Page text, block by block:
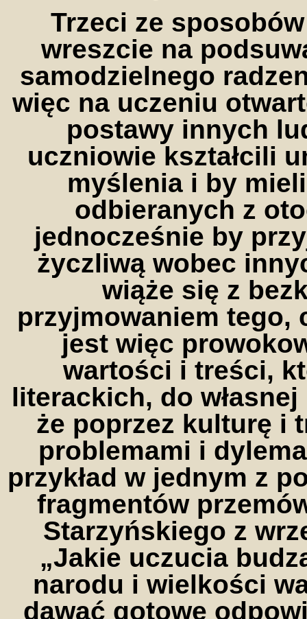
Trzeci ze
wreszcie na
samodzielnego
więc na uczeniu
postawy innych
uczniowie kształcili
myślenia i by
odbieranych z
jednocześnie by
życzliwą wobec
wiąże się z
przyjmowaniem tego,
jest więc
wartości i treści,
literackich, do
że poprzez kulturę i
problemami i
przykład w jednym z
fragmentów
Starzyńskiego z
„Jakie uczucia
narodu i wielkości
dawać gotowe